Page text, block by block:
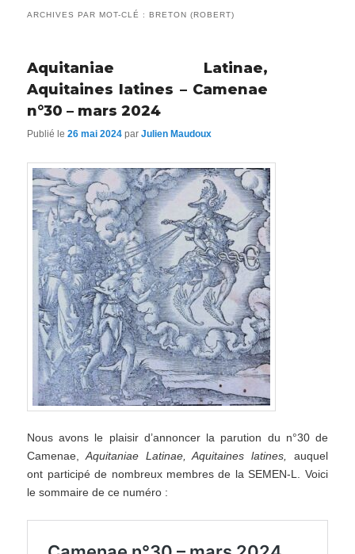
ARCHIVES PAR MOT-CLÉ : BRETON (ROBERT)
Aquitaniae Latinae,
Aquitaines latines – Camenae
n°30 – mars 2024
Publié le26 mai 2024 parJulien Maudoux
Nous avons le plaisir d’annoncer la parution du n°30 de
Camenae, Aquitaniae Latinae, Aquitaines latines, auquel
ont participé de nombreux membres de la SEMEN-L. Voici
le sommaire de ce numéro :